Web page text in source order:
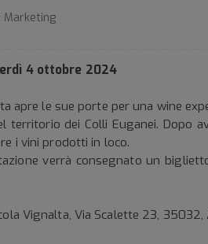
Marketing
4 ottobre 2024
apre le sue porte per una wine
territorio dei Colli Euganei. Dopo
i vini prodotti in loco.
verrà consegnato un
Vignalta, Via Scalette 23, 35032,